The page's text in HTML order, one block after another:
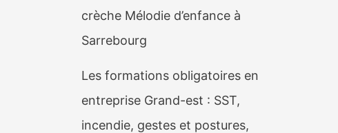
crèche Mélodie d’enfance à
Sarrebourg
Les formations obligatoires en
entreprise Grand-est : SST,
incendie, gestes et postures,